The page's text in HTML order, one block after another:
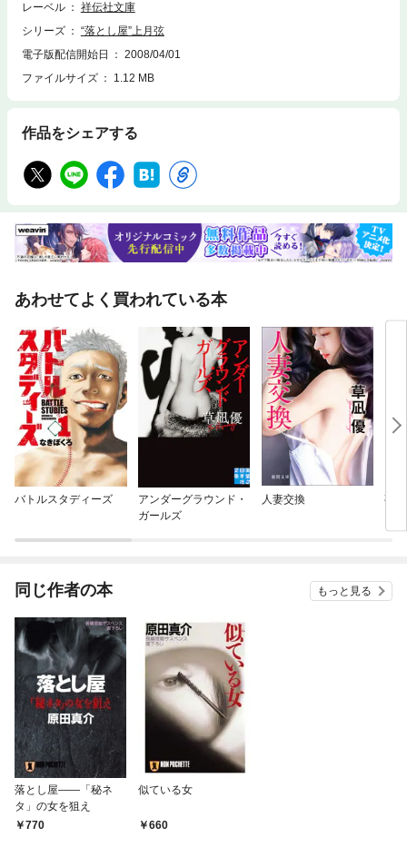
レーベル
祥伝社文庫
シリーズ
“落とし屋”上月弦
電子版配信開始日
2008/04/01
ファイルサイズ
1.12 MB
作品をシェアする
あわせてよく買われている本
バトルスタディーズ
アンダーグラウンド・
ガールズ
人妻交換 夜
同じ作者の本 もっと見る
落とし屋——「秘ネ
タ」の女を狙え
770
似ている女
660